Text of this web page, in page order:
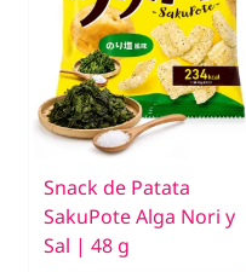
Snack de Patata
SakuPote Alga Nori y
Sal | 48 g